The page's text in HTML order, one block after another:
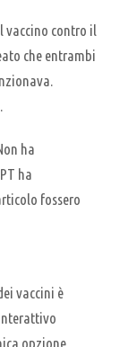
vaccino contro il
che entrambi
ha
ha
fossero
vaccini è
opzione